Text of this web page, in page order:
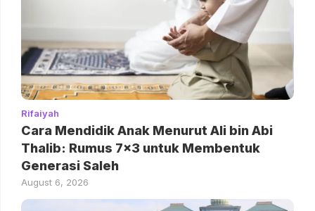
Rifaiyah
Cara Mendidik Anak Menurut Ali bin Abi
Thalib: Rumus 7×3 untuk Membentuk
Generasi Saleh
August 6, 2026